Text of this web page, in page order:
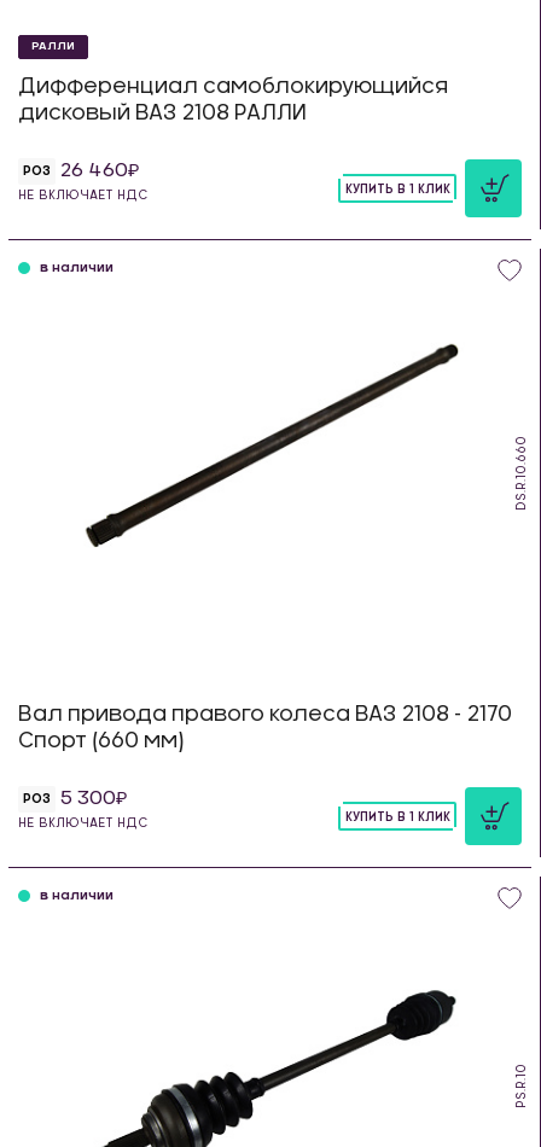
РАЛЛИ
Дифференциал самоблокирующийся
дисковый ВАЗ 2108 РАЛЛИ
РОЗ 26 460
НЕ ВКЛЮЧАЕТ НДС
КУПИТЬ В 1 КЛИК
DS.R.10.660
в наличии
Вал привода правого колеса ВАЗ 2108 - 2170
Спорт (660 мм)
РОЗ 5 300
НЕ ВКЛЮЧАЕТ НДС
КУПИТЬ В 1 КЛИК
PS.R.10
в наличии